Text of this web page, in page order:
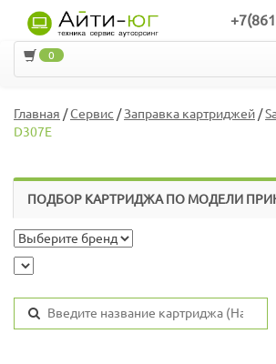
0
Главная /Сервис /Заправка картриджей/
D307E
ПОДБОР КАРТРИДЖА ПО МОДЕЛИ